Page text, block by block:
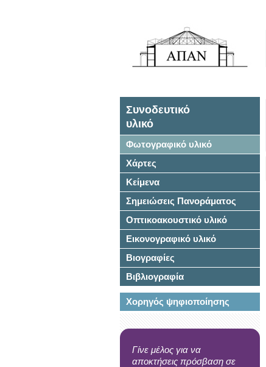
Συνοδευτικό
υλικό
Φωτογραφικό υλικό
Χάρτες
Κείμενα
Σημειώσεις Πανοράματος
Οπτικοακουστικό υλικό
Εικονογραφικό υλικό
Βιογραφίες
Βιβλιογραφία
Χορηγός ψηφιοποίησης
Γίνε μέλος για να
αποκτήσεις πρόσβαση σε